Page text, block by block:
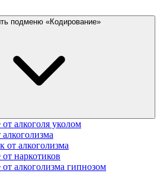
подменю «Кодирование»
алкоголя уколом
от алкоголизма
наркотиков
алкоголизма гипнозом